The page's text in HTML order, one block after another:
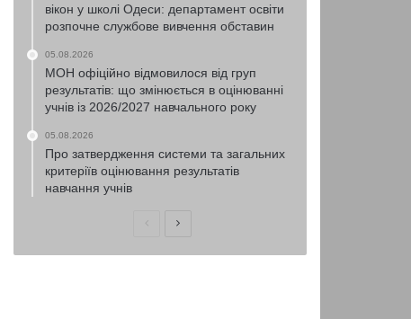
вікон у школі Одеси: департамент освіти
розпочне службове вивчення обставин
05.08.2026
МОН офіційно відмовилося від груп
результатів: що змінюється в оцінюванні
учнів із 2026/2027 навчального року
05.08.2026
Про затвердження системи та загальних
критеріїв оцінювання результатів
навчання учнів
ПопередняНаступна